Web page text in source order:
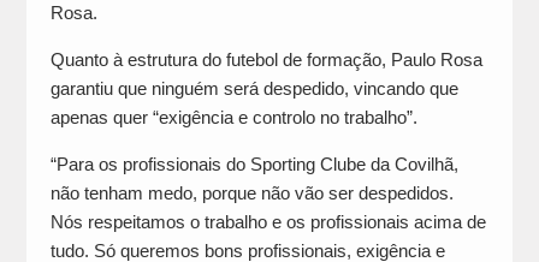
Rosa.
Quanto à estrutura do futebol de formação, Paulo Rosa
garantiu que ninguém será despedido, vincando que
apenas quer “exigência e controlo no trabalho”.
“Para os profissionais do Sporting Clube da Covilhã,
não tenham medo, porque não vão ser despedidos.
Nós respeitamos o trabalho e os profissionais acima de
tudo. Só queremos bons profissionais, exigência e